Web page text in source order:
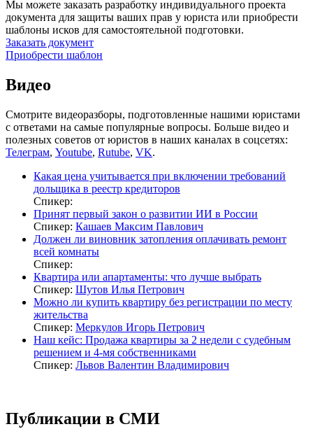
Мы можете заказать разработку индивидуального проекта
документа для защиты ваших прав у юриста или приобрести
шаблоны исков для самостоятельной подготовки.
Заказать документ
Приобрести шаблон
Видео
Смотрите видеоразборы, подготовленные нашими юристами
с ответами на самые популярные вопросы. Больше видео и
полезных советов от юристов в наших каналах в соцсетях:
Телеграм, Youtube, Rutube, VK.
Какая цена учитывается при включении требований
дольщика в реестр кредиторов
Спикер:
Принят первый закон о развитии ИИ в России
Спикер: Кашаев Максим Павлович
Должен ли виновник затопления оплачивать ремонт
всей комнаты
Спикер:
Квартира или апартаменты: что лучше выбрать
Спикер: Шутов Илья Петрович
Можно ли купить квартиру без регистрации по месту
жительства
Спикер: Меркулов Игорь Петрович
Наш кейс: Продажа квартиры за 2 недели с судебным
решением и 4-мя собственниками
Спикер: Львов Валентин Владимирович
Публикации в СМИ